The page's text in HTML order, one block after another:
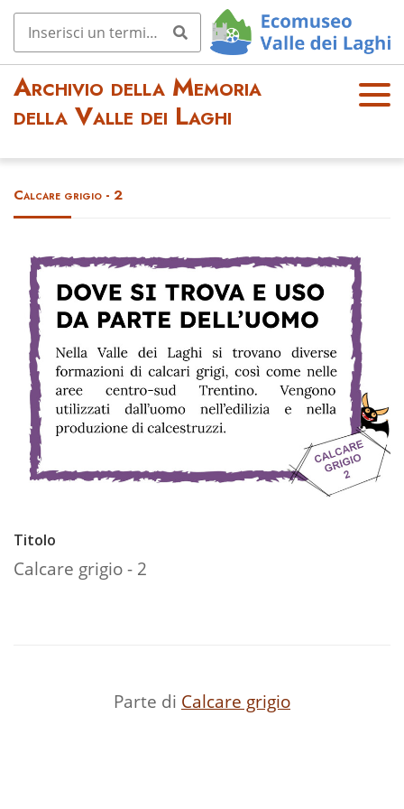
Archivio della Memoria
della Valle dei Laghi
OPE
Calcare grigio - 2
Titolo
Calcare grigio - 2
Parte di Calcare grigio